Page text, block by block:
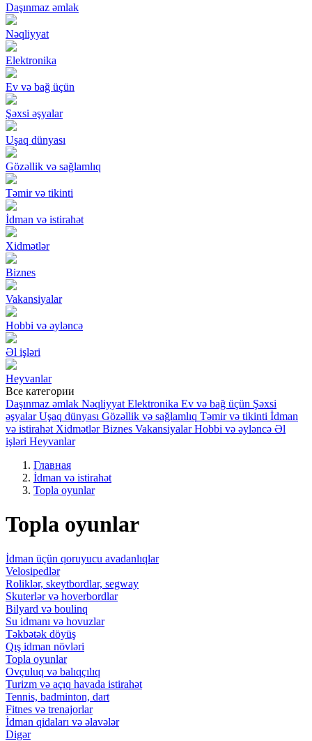
Daşınmaz əmlak
Nəqliyyat
Elektronika
Ev və bağ üçün
Şəxsi əşyalar
Uşaq dünyası
Gözəllik və sağlamlıq
Təmir və tikinti
İdman və istirahət
Xidmətlər
Biznes
Vakansiyalar
Hobbi və əyləncə
Əl işləri
Heyvanlar
Все категории
Daşınmaz əmlak Nəqliyyat Elektronika Ev və bağ üçün Şəxsi
əşyalar Uşaq dünyası Gözəllik və sağlamlıq Təmir və tikinti İdman
və istirahət Xidmətlər Biznes Vakansiyalar Hobbi və əyləncə Əl
işləri Heyvanlar
Главная
İdman və istirahət
Topla oyunlar
Topla oyunlar
İdman üçün qoruyucu avadanlıqlar
Velosipedlər
Roliklər, skeytbordlar, segway
Skuterlər və hoverbordlar
Bilyard və boulinq
Su idmanı və hovuzlar
Təkbətək döyüş
Qış idman növləri
Topla oyunlar
Ovçuluq və balıqçılıq
Turizm və açıq havada istirahət
Tennis, badminton, dart
Fitnes və trenajorlar
İdman qidaları və əlavələr
Digər